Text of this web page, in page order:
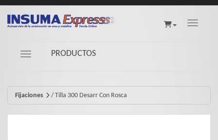
Toggle
Navigation ein-/ausblenden
PRODUCTOS
Fijaciones / Tilla 300 Desarr Con Rosca